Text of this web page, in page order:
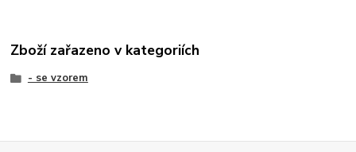
Zboží zařazeno v kategoriích
- se vzorem